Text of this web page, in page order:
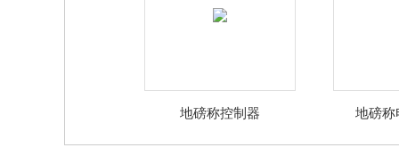
地磅称控制器 地磅称